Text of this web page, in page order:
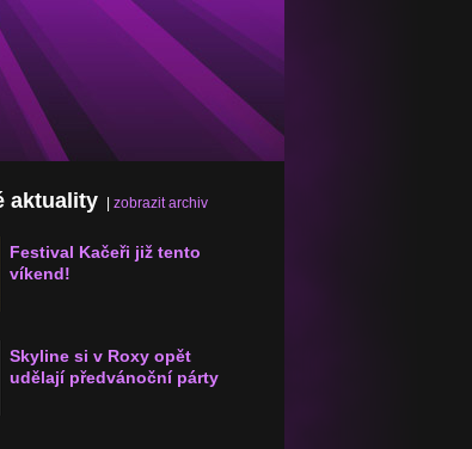
aktuality zobrazit archiv
Festival Kačeři již tento
víkend!
Skyline si v Roxy opět
udělají předvánoční párty